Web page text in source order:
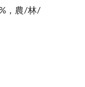
，農/林/